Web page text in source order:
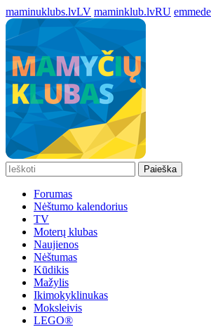
maminuklubs.lvLV maminklub.lvRU
Paieška
Forumas
Nėštumo kalendorius
TV
Moterų klubas
Naujienos
Nėštumas
Kūdikis
Mažylis
Ikimokyklinukas
Moksleivis
LEGO®